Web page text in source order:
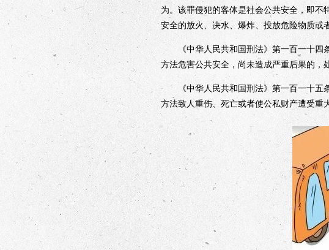
为。该罪侵犯的客体是社会公共安全，即
安全的放火、决水、爆炸、投放危险物质或
《中华人民共和国刑法》第一百一十四条
方法危害公共安全，尚未造成严重后果的，
《中华人民共和国刑法》第一百一十五条
方法致人重伤、死亡或者使公私财产遭受重